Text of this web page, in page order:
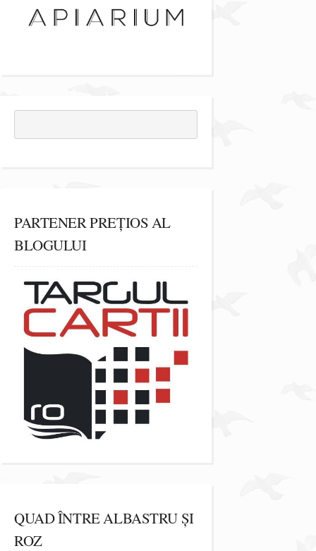
PARTENER PREȚIOS AL
BLOGULUI
QUAD ÎNTRE ALBASTRU ȘI
ROZ